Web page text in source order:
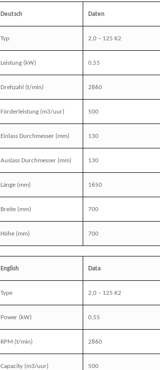
Deutsch Daten
Typ 2,0 – 125 K2
Leistung (kW) 0,55
Drehzahl (t/min) 2860
Förderleistung (m3/uur) 500
Einlass Durchmesser (mm) 130
Auslass Durchmesser (mm) 130
Länge (mm) 1650
Breite (mm) 700
Höhe (mm) 700
English Data
Type 2,0 – 125 K2
Power (kW) 0,55
RPM (t/min) 2860
Capacity (m3/uur) 500